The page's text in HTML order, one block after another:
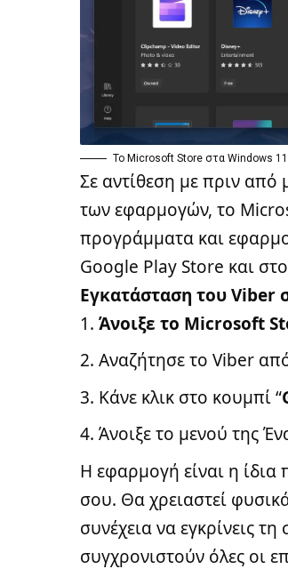
Το Microsoft Store στα Windows
Σε αντίθεση με πριν από
των εφαρμογών, το
προγράμματα και
Google Play Store και
Εγκατάσταση του Viber
Άνοιξε το Microsoft
Αναζήτησε τοViber
Κάνε κλικ στο κουμπί “
Άνοιξε το μενού της
Η εφαρμογή είναι η
σου. Θα χρειαστεί
συνέχεια να εγκρίνεις
συγχρονιστούν όλες οι